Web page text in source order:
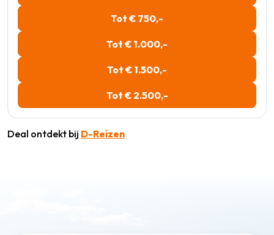
Tot € 750,-
Tot € 1.000,-
Tot € 1.500,-
Tot € 2.500,-
Deal ontdekt bij D-Reizen